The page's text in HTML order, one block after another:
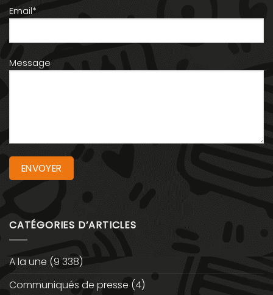
Email*
Message
CATÉGORIES D’ARTICLES
A la une (9 338)
Communiqués de presse (4)